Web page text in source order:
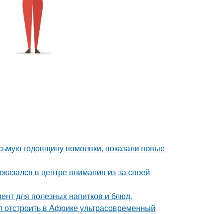
годовщину помолвки, показали новые
в центре внимания из-за своей
для полезных напитков и блюд.
в Африке ультрасовременный